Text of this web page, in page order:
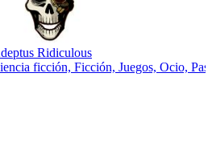
Ridiculous
ficción, Ficción, Juegos, Ocio,